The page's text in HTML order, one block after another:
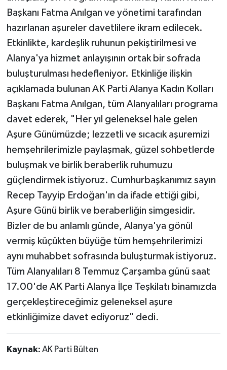
Başkanı Fatma Anılgan ve yönetimi tarafından
hazırlanan aşureler davetlilere ikram edilecek.
Etkinlikte, kardeşlik ruhunun pekiştirilmesi ve
Alanya'ya hizmet anlayışının ortak bir sofrada
buluşturulması hedefleniyor. Etkinliğe ilişkin
açıklamada bulunan AK Parti Alanya Kadın Kolları
Başkanı Fatma Anılgan, tüm Alanyalıları programa
davet ederek, "Her yıl geleneksel hale gelen
Aşure Günümüzde; lezzetli ve sıcacık aşuremizi
hemşehrilerimizle paylaşmak, güzel sohbetlerde
buluşmak ve birlik beraberlik ruhumuzu
güçlendirmek istiyoruz. Cumhurbaşkanımız sayın
Recep Tayyip Erdoğan'ın da ifade ettiği gibi,
Aşure Günü birlik ve beraberliğin simgesidir.
Bizler de bu anlamlı günde, Alanya'ya gönül
vermiş küçükten büyüğe tüm hemşehrilerimizi
aynı muhabbet sofrasında buluşturmak istiyoruz.
Tüm Alanyalıları 8 Temmuz Çarşamba günü saat
17.00'de AK Parti Alanya İlçe Teşkilatı binamızda
gerçekleştireceğimiz geleneksel aşure
etkinliğimize davet ediyoruz" dedi.
Kaynak: AK Parti Bülten